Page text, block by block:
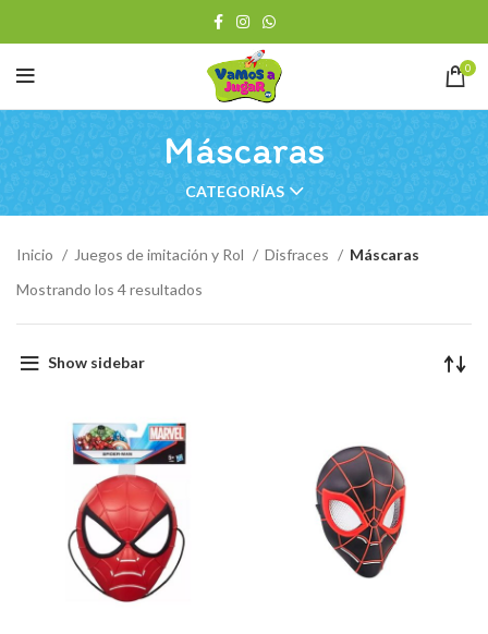
0
Máscaras
CATEGORÍAS
Inicio Juegos de imitación y Rol Disfraces
Máscaras
Mostrando los 4 resultados
Show sidebar